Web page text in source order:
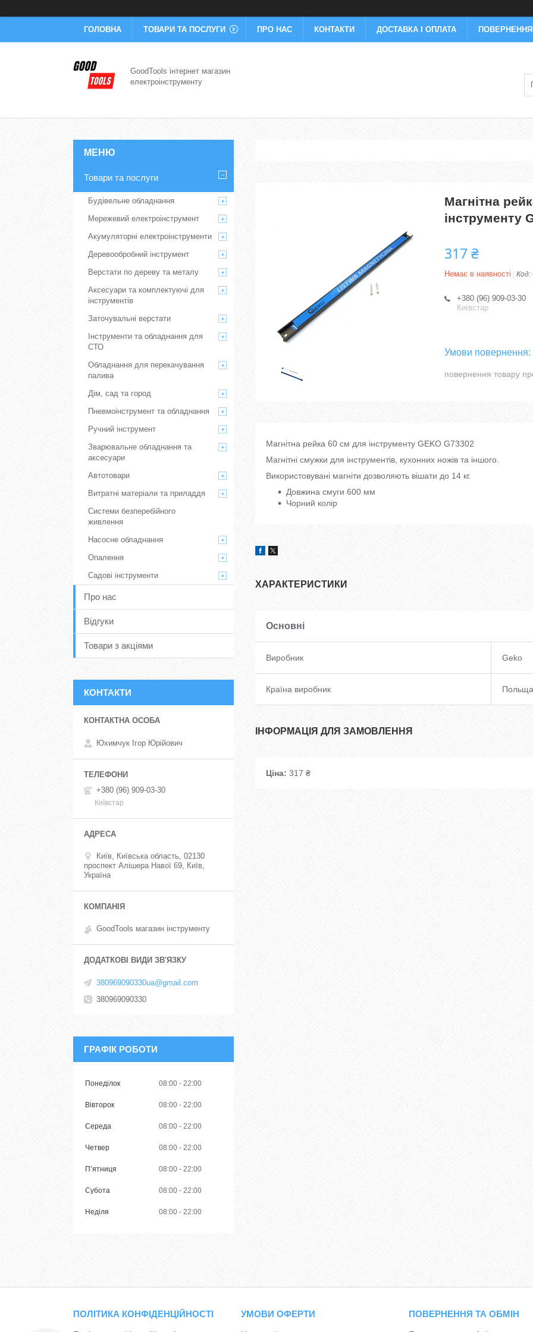
ГОЛОВНА ТОВАРИ ТА ПОСЛУГИ ПРО НАС КОНТАКТИ ДОСТАВКА І ОПЛАТА ПОВЕРНЕННЯ
GoodTools інтернет магазин
електроінструменту
Магнітна
інструменту
317 ₴
Немає в наявності Код:
+380 (96) 909-03-30
Київстар
повернення товару
Магнітна рейка 60 см для інструменту GEKO G73302
Магнітні смужки для інструментів, кухонних ножів та іншого.
Використовувані магніти дозволяють вішати до 14 кг.
Довжина смуги 600 мм
Чорний колір
ХАРАКТЕРИСТИКИ
Основні
Виробник Geko
Країна виробник Польща
ІНФОРМАЦІЯ ДЛЯ ЗАМОВЛЕННЯ
Ціна: 317 ₴
Товари та послуги
Будівельне обладнання
Мережевий електроінструмент
Акумуляторні електроінструменти
Деревообробний інструмент
Верстати по дереву та металу
Аксесуари та комплектуючі для
інструментів
Заточувальні верстати
Інструменти та обладнання для
СТО
Обладнання для перекачування
палива
Дім, сад та город
Пневмоінструмент та обладнання
Ручний інструмент
Зварювальне обладнання та
аксесуари
Автотовари
Витратні матеріали та приладдя
Системи безперебійного
живлення
Насосне обладнання
Опалення
Садові інструменти
Про нас
Відгуки
Товари з акціями
КОНТАКТИ
Юхимчук Ігор Юрійович
+380 (96) 909-03-30
Київстар
Київ, Київська область, 02130
проспект Алішера Навої 69, Київ,
Україна
GoodTools магазин інструменту
380969090330ua@gmail.com
380969090330
ГРАФІК РОБОТИ
Понеділок 08:00 22:00
Вівторок 08:00 22:00
Середа 08:00 22:00
Четвер 08:00 22:00
Пʼятниця 08:00 22:00
Субота 08:00 22:00
Неділя 08:00 22:00
ПОЛІТИКА КОНФІДЕНЦІЙНОСТІ УМОВИ ОФЕРТИ ПОВЕРНЕННЯ ТА ОБМІН